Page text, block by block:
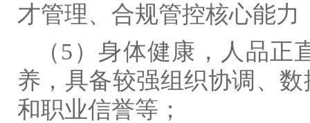
才管理、合规管控核心能力
（5）身体健康，人品
养，具备较强组织协调、
和职业信誉等；